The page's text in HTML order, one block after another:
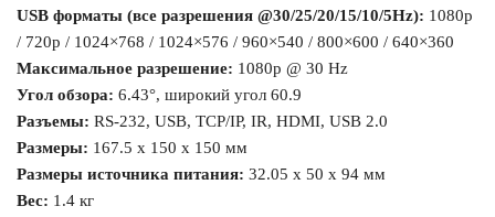
USB форматы (все разрешения @30/25/20/15/10/5Hz): 1080p
/ 720p / 1024×768 / 1024×576 / 960×540 / 800×600 / 640×360
Максимальное разрешение: 1080p @ 30 Hz
Угол обзора: 6.43°, широкий угол 60.9
Разъемы: RS-232, USB, TCP/IP, IR, HDMI, USB 2.0
Размеры: 167.5 x 150 x 150 мм
Размеры источника питания: 32.05 x 50 x 94 мм
Вес: 1.4 кг